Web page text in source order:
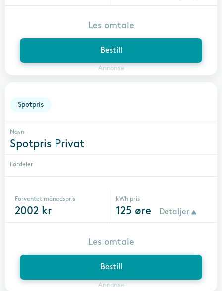
Bestill
Annonse
Les omtale
Spotpris
Navn
Spotpris Privat
Fordeler
Forventet månedspris
2002 kr
kWh pris
125 øre Detaljer
Bestill
Annonse
Les omtale